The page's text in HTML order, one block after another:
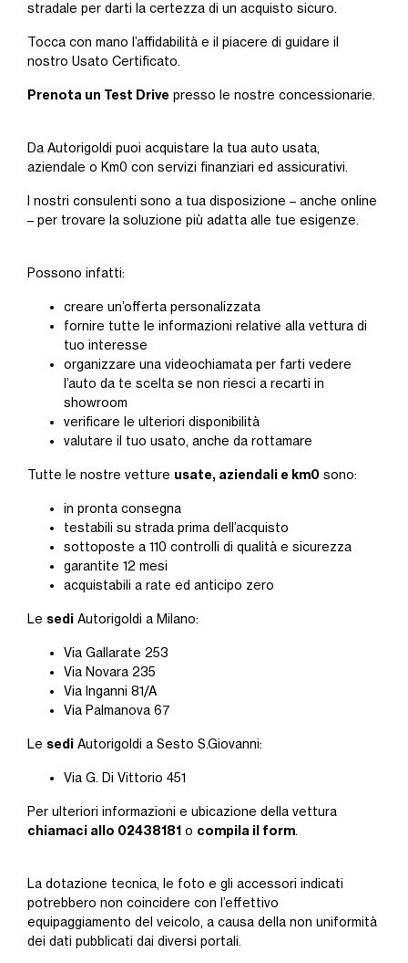
stradale per darti la certezza di un acquisto sicuro.
Tocca con mano l’affidabilità e il piacere di guidare il
nostro Usato Certificato.
Prenota un Test Drive presso le nostre concessionarie.
Da Autorigoldi puoi acquistare la tua auto usata,
aziendale o Km0 con servizi finanziari ed assicurativi.
I nostri consulenti sono a tua disposizione – anche online
– per trovare la soluzione più adatta alle tue esigenze.
Possono infatti:
creare un’offerta personalizzata
fornire tutte le informazioni relative alla vettura di
tuo interesse
organizzare una videochiamata per farti vedere
l’auto da te scelta se non riesci a recarti in
showroom
verificare le ulteriori disponibilità
valutare il tuo usato, anche da rottamare
Tutte le nostre vetture usate, aziendali e km0 sono:
in pronta consegna
testabili su strada prima dell’acquisto
sottoposte a 110 controlli di qualità e sicurezza
garantite 12 mesi
acquistabili a rate ed anticipo zero
Le sedi Autorigoldi a Milano:
Via Gallarate 253
Via Novara 235
Via Inganni 81/A
Via Palmanova 67
Le sedi Autorigoldi a Sesto S.Giovanni:
Via G. Di Vittorio 451
Per ulteriori informazioni e ubicazione della vettura
chiamaci allo 02438181 o compila il form.
La dotazione tecnica, le foto e gli accessori indicati
potrebbero non coincidere con l’effettivo
equipaggiamento del veicolo, a causa della non uniformità
dei dati pubblicati dai diversi portali.